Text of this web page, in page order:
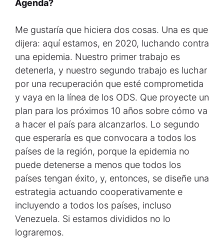
Agenda?
Me gustaría que hiciera dos cosas. Una es que
dijera: aquí estamos, en 2020, luchando contra
una epidemia. Nuestro primer trabajo es
detenerla, y nuestro segundo trabajo es luchar
por una recuperación que esté comprometida
y vaya en la línea de los ODS. Que proyecte un
plan para los próximos 10 años sobre cómo va
a hacer el país para alcanzarlos. Lo segundo
que esperaría es que convocara a todos los
países de la región, porque la epidemia no
puede detenerse a menos que todos los
países tengan éxito, y, entonces, se diseñe una
estrategia actuando cooperativamente e
incluyendo a todos los países, incluso
Venezuela. Si estamos divididos no lo
lograremos.